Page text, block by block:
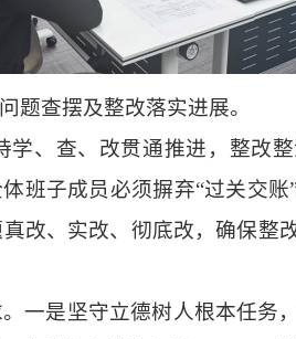
题查摆及整改落实进展。
学、查、改贯通推进，整改
班子成员必须摒弃“过关交
改、实改、彻底改，确保整
一是坚守立德树人根本任务